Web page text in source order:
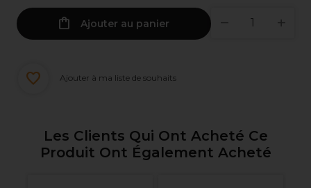
Ajouter au panier
Ajouter à ma liste de souhaits
Les Clients Qui Ont Acheté Ce
Produit Ont Également Acheté